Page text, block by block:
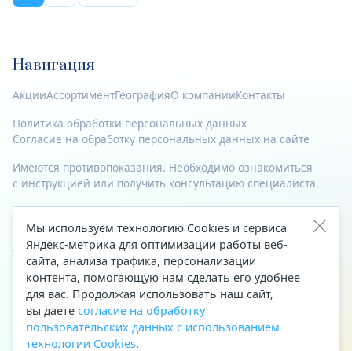
Навигация
АкцииАссортиментГеографияО компанииКонтакты
Политика обработки персональных данных
Согласие на обработку персональных данных на сайте
Имеются противопоказания. Необходимо ознакомиться
с инструкцией или получить консультацию специалиста.
© 2023—2026 Все права защищены.
Адрес
Архангельск, ул. Папанина, д. 19 (вход в здание со стороны
автоцентра «Тойота»)
Приемная Генерального директора
Телефон
+7 (8182) 63-60-31
Мы используем технологию Cookies и сервиса
Яндекс-метрика для оптимизации работы веб-
сайта, анализа трафика, персонализации
контента, помогающую нам сделать его удобнее
для вас. Продолжая использовать наш сайт,
вы даете согласие на обработку
пользовательских данных с использованием
технологии Cookies.